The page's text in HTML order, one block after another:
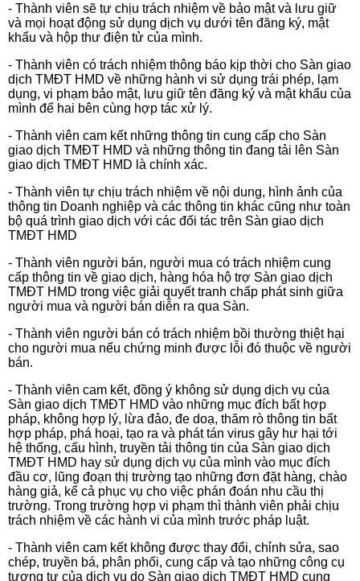
- Thành viên sẽ tự chịu trách nhiệm về bảo mật và lưu giữ
và mọi hoạt động sử dụng dịch vụ dưới tên đăng ký, mật
khẩu và hộp thư điện tử của mình.
- Thành viên có trách nhiệm thông báo kịp thời cho Sàn giao
dịch TMĐT HMD về những hành vi sử dụng trái phép, lạm
dụng, vi phạm bảo mật, lưu giữ tên đăng ký và mật khẩu của
mình để hai bên cùng hợp tác xử lý.
- Thành viên cam kết những thông tin cung cấp cho Sàn
giao dịch TMĐT HMD và những thông tin đang tải lên Sàn
giao dịch TMĐT HMD là chính xác.
- Thành viên tự chịu trách nhiệm về nội dung, hình ảnh của
thông tin Doanh nghiệp và các thông tin khác cũng như toàn
bộ quá trình giao dịch với các đối tác trên Sàn giao dịch
TMĐT HMD
- Thành viên người bán, người mua có trách nhiệm cung
cấp thông tin về giao dịch, hàng hóa hộ trợ Sàn giao dịch
TMĐT HMD trong việc giải quyết tranh chấp phát sinh giữa
người mua và người bán diễn ra qua Sàn.
- Thành viên người bán có trách nhiệm bồi thường thiệt hại
cho người mua nếu chứng minh được lỗi đó thuộc về người
bán.
- Thành viên cam kết, đồng ý không sử dụng dịch vụ của
Sàn giao dịch TMĐT HMD vào những mục đích bất hợp
pháp, không hợp lý, lừa đảo, đe doạ, thăm rò thông tin bất
hợp pháp, phá hoại, tạo ra và phát tán virus gây hư hại tới
hệ thống, cấu hình, truyền tải thông tin của Sàn giao dịch
TMĐT HMD hay sử dụng dịch vụ của mình vào mục đích
đầu cơ, lũng đoạn thị trường tạo những đơn đặt hàng, chào
hàng giả, kể cả phục vụ cho việc phán đoán nhu cầu thị
trường. Trong trường hợp vi phạm thì thành viên phải chịu
trách nhiệm về các hành vi của mình trước pháp luật.
- Thành viên cam kết không được thay đổi, chỉnh sửa, sao
chép, truyền bá, phân phối, cung cấp và tạo những công cụ
tương tự của dịch vụ do Sàn giao dịch TMĐT HMD cung